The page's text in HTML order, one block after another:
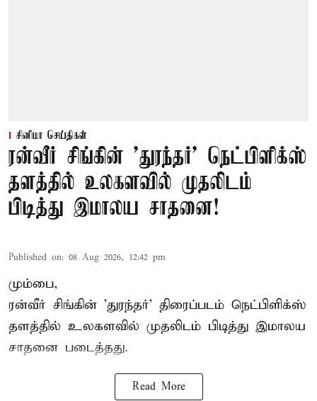
சினிமா செய்திகள்
ரன்வீர் சிங்கின் 'துரந்தர்' நெட்பிளிக்ஸ்
தளத்தில் உலகளவில் முதலிடம்
பிடித்து இமாலய சாதனை!
Published on: 08 Aug 2026, 12:42 pm
மும்பை,
ரன்வீர் சிங்கின் 'துரந்தர்' திரைப்படம் நெட்பிளிக்ஸ்
தளத்தில் உலகளவில் முதலிடம் பிடித்து இமாலய
சாதனை படைத்தது.
Read More